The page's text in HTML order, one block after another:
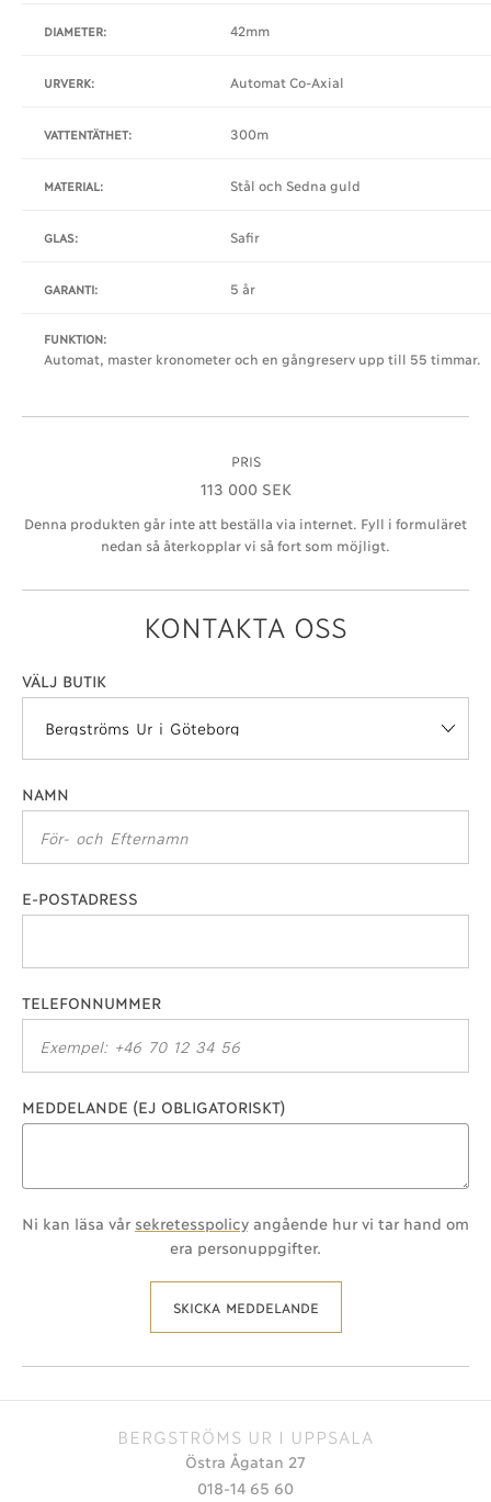
DIAMETER: 42mm
URVERK: Automat Co-Axial
VATTENTÄTHET: 300m
MATERIAL: Stål och Sedna guld
GLAS: Safir
GARANTI: 5 år
FUNKTION:
Automat, master kronometer och en gångreserv upp till 55 timmar.
PRIS
113 000 SEK
Denna produkten går inte att beställa via internet. Fyll i formuläret
nedan så återkopplar vi så fort som möjligt.
KONTAKTA OSS
VÄLJ BUTIK
NAMN
E-POSTADRESS
TELEFONNUMMER
MEDDELANDE (EJ OBLIGATORISKT)
Ni kan läsa vår sekretesspolicyangående hur vi tar hand om
era personuppgifter.
SKICKA MEDDELANDE
BERGSTRÖMS UR I UPPSALA
Östra Ågatan 27
018-14 65 60